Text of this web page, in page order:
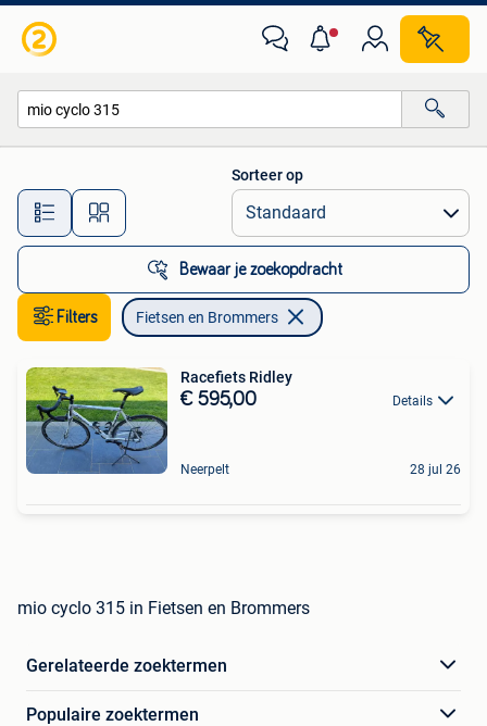
Alle afstanden…
Sorteer op
Bewaar je zoekopdracht
Filters Fietsen en Brommers
Racefiets Ridley
€ 595,00 Details
Neerpelt 28 jul 26
mio cyclo 315 in Fietsen en Brommers
Gerelateerde zoektermen
Populaire zoektermen